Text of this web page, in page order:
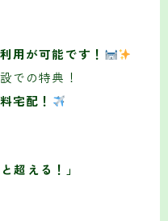
用が可能です！
での特典！
宅配！
超える！」